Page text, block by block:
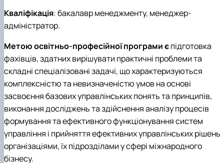
Кваліфікація:бакалавр менеджменту, менеджер-
адміністратор.
Метою освітньо-професійної програми єпідготовка
фахівців, здатних вирішувати практичні проблеми та
складні спеціалізовані задачі, що характеризуються
комплексністю та невизначеністю умов на основі
засвоєння базових управлінських понять та принципів,
виконання досліджень та здійснення аналізу процесів
формування та ефективного функціонування систем
управління і прийняття ефективних управлінських рішень
організаціями, їх підрозділами у сфері міжнародного
бізнесу.